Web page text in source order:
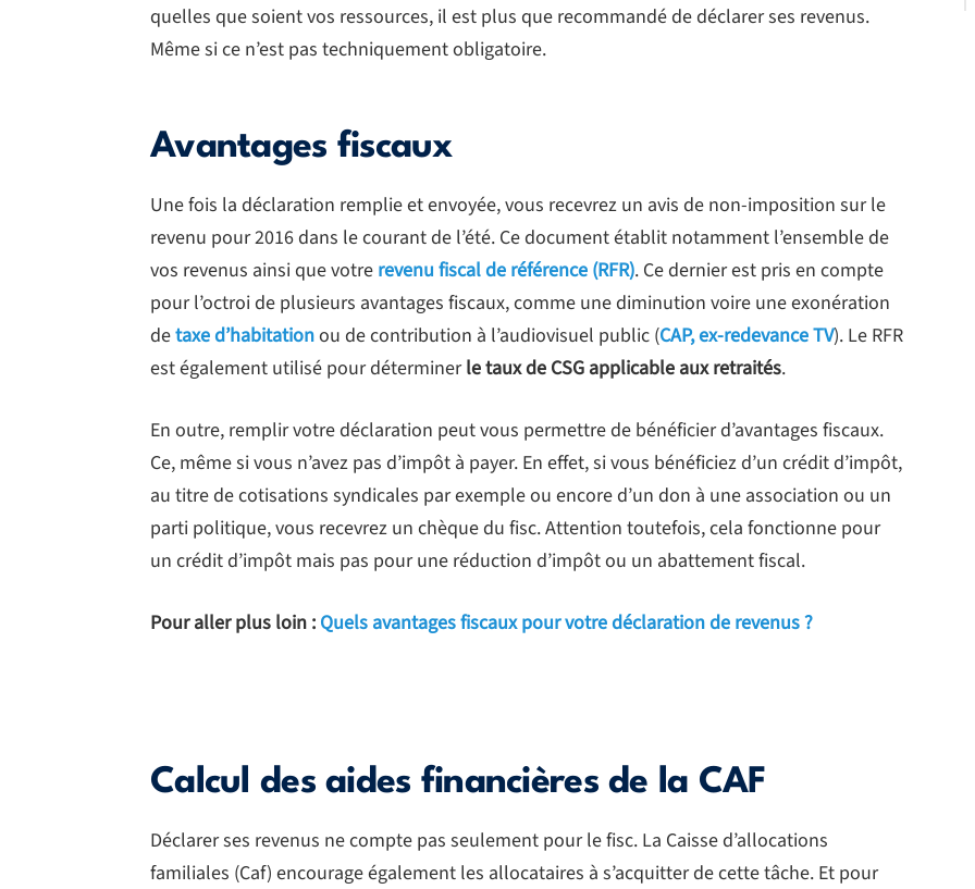
quelles que soient vos ressources, il est plus que recommandé de déclarer ses revenus.
Même si ce n’est pas techniquement obligatoire.
Avantages fiscaux
Une fois la déclaration remplie et envoyée, vous recevrez un avis de non-imposition sur le
revenu pour 2016 dans le courant de l’été. Ce document établit notamment l’ensemble de
vos revenus ainsi que votre revenu fiscal de référence (RFR). Ce dernier est pris en compte
pour l’octroi de plusieurs avantages fiscaux, comme une diminution voire une exonération
detaxe d’habitationou de contribution à l’audiovisuel public (CAP, ex-redevance TV). Le RFR
est également utilisé pour déterminerle taux de CSG applicable aux retraités.
En outre, remplir votre déclaration peut vous permettre de bénéficier d’avantages fiscaux.
Ce, même si vous n’avez pas d’impôt à payer. En effet, si vous bénéficiez d’un crédit d’impôt,
au titre de cotisations syndicales par exemple ou encore d’un don à une association ou un
parti politique, vous recevrez un chèque du fisc. Attention toutefois, cela fonctionne pour
un crédit d’impôt mais pas pour une réduction d’impôt ou un abattement fiscal.
Pour aller plus loin : Quels avantages fiscaux pour votre déclaration de revenus ?
Calcul des aides financières de la CAF
Déclarer ses revenus ne compte pas seulement pour le fisc. La Caisse d’allocations
familiales (Caf) encourage également les allocataires à s’acquitter de cette tâche. Et pour